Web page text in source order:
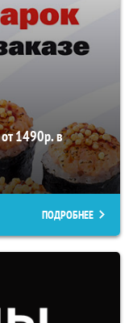
1490р. в
ПОДРОБНЕЕ